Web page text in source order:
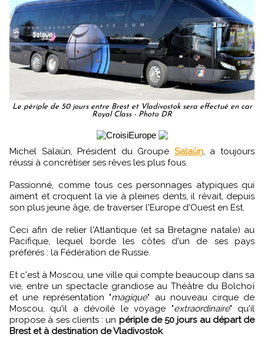
Le périple de 50 jours entre Brest et Vladivostok sera effectué en car
Royal Class - Photo DR
Michel Salaün, Président du Groupe Salaün, a toujours
réussi à concrétiser ses rêves les plus fous.
Passionné, comme tous ces personnages atypiques qui
aiment et croquent la vie à pleines dents, il rêvait, depuis
son plus jeune âge, de traverser l'Europe d'Ouest en Est.
Ceci afin de relier l'Atlantique (et sa Bretagne natale) au
Pacifique, lequel borde les côtes d'un de ses pays
préférés : la Fédération de Russie.
Et c'est à Moscou, une ville qui compte beaucoup dans sa
vie, entre un spectacle grandiose au Théâtre du Bolchoï
et une représentation "magique" au nouveau cirque de
Moscou, qu'il a dévoilé le voyage "extraordinaire" qu'il
propose à ses clients : un périple de 50 jours au départ de
Brest et à destination de Vladivostok.